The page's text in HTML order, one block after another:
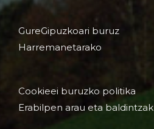
GureGipuzkoari buruz
Harremanetarako
Cookieei buruzko politika
Erabilpen arau eta baldintzak